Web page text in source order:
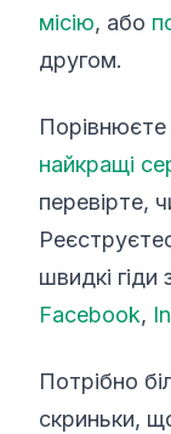
місію, або
другом.
Порівнюєте
найкращі
перевірте,
швидкі
Facebook,
Потрібно
скриньки,